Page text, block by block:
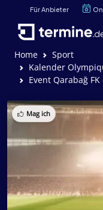
Für Anbieter
Home
Sport
Kalender
Event Qarabağ
Mag ich